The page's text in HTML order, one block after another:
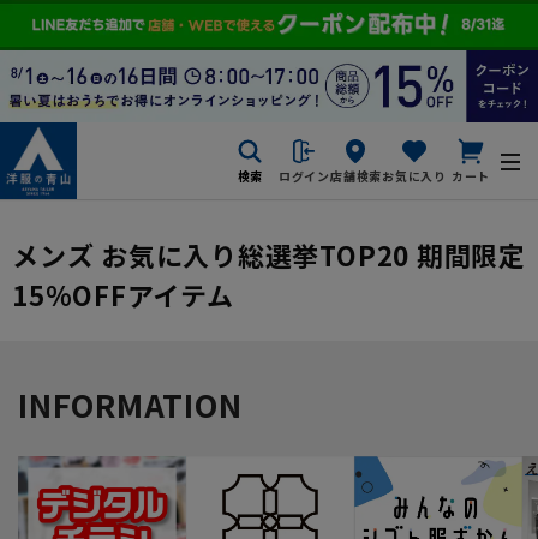
検索 ログイン店舗検索お気に入り カート
メンズ お気に入り総選挙TOP20 期間限定
15%OFFアイテム
INFORMATION